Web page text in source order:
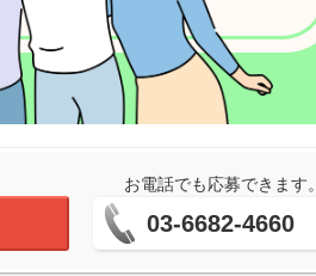
お電話でも応募できます
03-6682-4660